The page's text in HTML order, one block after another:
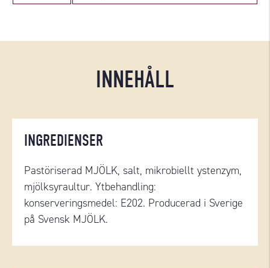
INNEHÅLL
INGREDIENSER
Pastöriserad MJÖLK, salt, mikrobiellt ystenzym,
mjölksyraultur. Ytbehandling:
konserveringsmedel: E202. Producerad i Sverige
på Svensk MJÖLK.